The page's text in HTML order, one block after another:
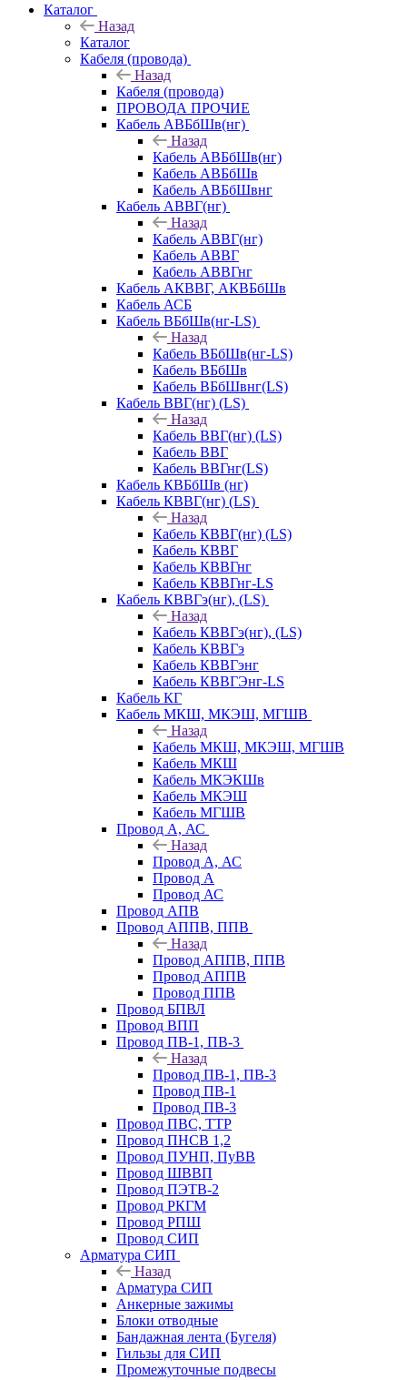
Каталог
Назад
Каталог
Кабеля (провода)
Назад
Кабеля (провода)
ПРОВОДА ПРОЧИЕ
Кабель АВБбШв(нг)
Назад
Кабель АВБбШв(нг)
Кабель АВБбШв
Кабель АВБбШвнг
Кабель АВВГ(нг)
Назад
Кабель АВВГ(нг)
Кабель АВВГ
Кабель АВВГнг
Кабель АКВВГ, АКВБбШв
Кабель АСБ
Кабель ВБбШв(нг-LS)
Назад
Кабель ВБбШв(нг-LS)
Кабель ВБбШв
Кабель ВБбШвнг(LS)
Кабель ВВГ(нг) (LS)
Назад
Кабель ВВГ(нг) (LS)
Кабель ВВГ
Кабель ВВГнг(LS)
Кабель КВБбШв (нг)
Кабель КВВГ(нг) (LS)
Назад
Кабель КВВГ(нг) (LS)
Кабель КВВГ
Кабель КВВГнг
Кабель КВВГнг-LS
Кабель КВВГэ(нг), (LS)
Назад
Кабель КВВГэ(нг), (LS)
Кабель КВВГэ
Кабель КВВГэнг
Кабель КВВГЭнг-LS
Кабель КГ
Кабель МКШ, МКЭШ, МГШВ
Назад
Кабель МКШ, МКЭШ, МГШВ
Кабель МКШ
Кабель МКЭКШв
Кабель МКЭШ
Кабель МГШВ
Провод А, АС
Назад
Провод А, АС
Провод А
Провод АС
Провод АПВ
Провод АППВ, ППВ
Назад
Провод АППВ, ППВ
Провод АППВ
Провод ППВ
Провод БПВЛ
Провод ВПП
Провод ПВ-1, ПВ-3
Назад
Провод ПВ-1, ПВ-3
Провод ПВ-1
Провод ПВ-3
Провод ПВС, ТТР
Провод ПНСВ 1,2
Провод ПУНП, ПуВВ
Провод ШВВП
Провод ПЭТВ-2
Провод РКГМ
Провод РПШ
Провод СИП
Арматура СИП
Назад
Арматура СИП
Анкерные зажимы
Блоки отводные
Бандажная лента (Бугеля)
Гильзы для СИП
Промежуточные подвесы